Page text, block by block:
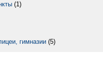
(1)
гимназии (5)